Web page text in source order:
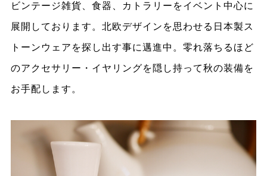
ビンテージ雑貨、食器、カトラリーをイベント中心に
展開しております。北欧デザインを思わせる日本製ス
トーンウェアを探し出す事に邁進中。零れ落ちるほど
のアクセサリー・イヤリングを隠し持って秋の装備を
お手配します。